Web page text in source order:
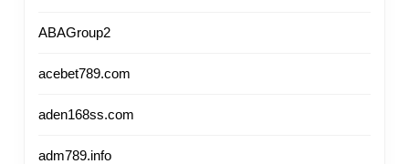
ABAGroup2
acebet789.com
aden168ss.com
adm789.info